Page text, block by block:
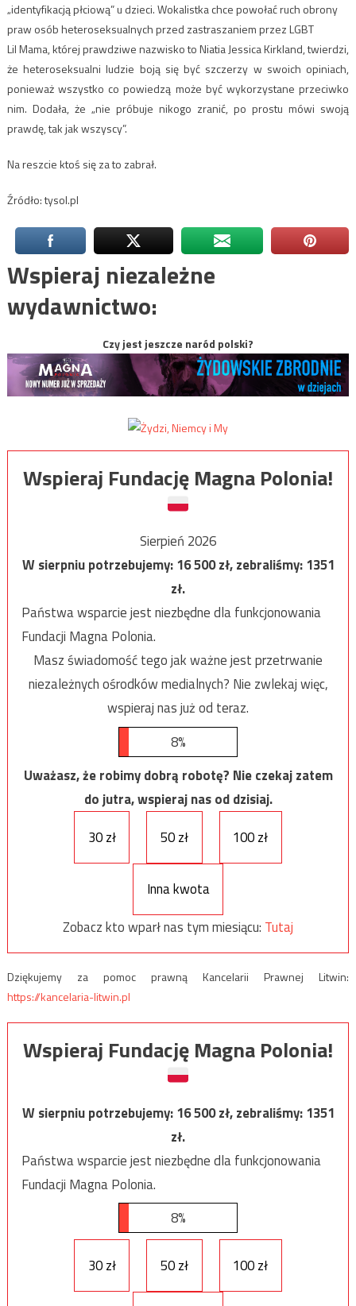
„identyfikacją płciową” u dzieci. Wokalistka chce powołać ruch obrony
praw osób heteroseksualnych przed zastraszaniem przez LGBT
Lil Mama, której prawdziwe nazwisko to Niatia Jessica Kirkland, twierdzi,
że heteroseksualni ludzie boją się być szczerzy w swoich opiniach,
ponieważ wszystko co powiedzą może być wykorzystane przeciwko
nim. Dodała, że „nie próbuje nikogo zranić, po prostu mówi swoją
prawdę, tak jak wszyscy”.
Na reszcie ktoś się za to zabrał.
Źródło: tysol.pl
Wspieraj niezależne
wydawnictwo:
Czy jest jeszcze naród polski?
Wspieraj Fundację Magna Polonia!
Sierpień 2026
W sierpniu potrzebujemy:16 500zł, zebraliśmy:1351
zł.
Państwa wsparcie jest niezbędne dla funkcjonowania
Fundacji Magna Polonia.
Masz świadomość tego jak ważne jest przetrwanie
niezależnych ośrodków medialnych? Nie zwlekaj więc,
wspieraj nas już od teraz.
8%
Uważasz, że robimy dobrą robotę? Nie czekaj zatem
do jutra, wspieraj nas od dzisiaj.
30 zł
50 zł 100 zł
Inna kwota
Zobacz kto wparł nas tym miesiącu: Tutaj
Dziękujemy za pomoc prawną Kancelarii Prawnej Litwin:
https://kancelaria-litwin.pl
Wspieraj Fundację Magna Polonia!
W sierpniu potrzebujemy:16 500zł, zebraliśmy:1351
zł.
Państwa wsparcie jest niezbędne dla funkcjonowania
Fundacji Magna Polonia.
8%
30 zł 50 zł 100 zł